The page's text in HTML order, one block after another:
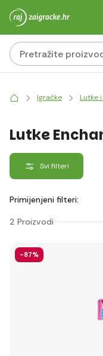
Igračke Lutke
Lutke
Svi filteri
Primijenjeni filteri:
2 Proizvodi
-87%